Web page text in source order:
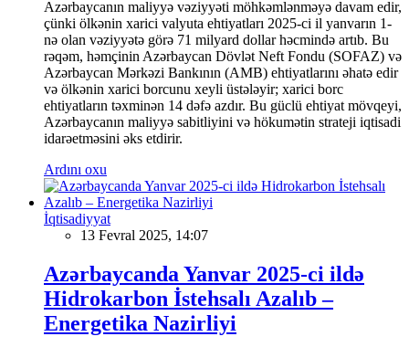
Azərbaycanın maliyyə vəziyyəti möhkəmlənməyə davam edir,
çünki ölkənin xarici valyuta ehtiyatları 2025-ci il yanvarın 1-
nə olan vəziyyətə görə 71 milyard dollar həcmində artıb. Bu
rəqəm, həmçinin Azərbaycan Dövlət Neft Fondu (SOFAZ) və
Azərbaycan Mərkəzi Bankının (AMB) ehtiyatlarını əhatə edir
və ölkənin xarici borcunu xeyli üstələyir; xarici borc
ehtiyatların təxminən 14 dəfə azdır. Bu güclü ehtiyat mövqeyi,
Azərbaycanın maliyyə sabitliyini və hökumətin strateji iqtisadi
idarəetməsini əks etdirir.
Ardını oxu
İqtisadiyyat
13 Fevral 2025, 14:07
Azərbaycanda Yanvar 2025-ci ildə
Hidrokarbon İstehsalı Azalıb –
Energetika Nazirliyi